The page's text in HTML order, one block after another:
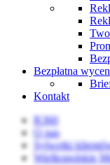
Bezpłatna
Kontakt
R360
O nas
Sylwetki
Wielkopolskie